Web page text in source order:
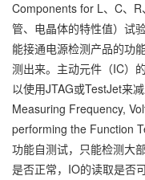
Components for L、C、
管、电晶体的特性值）试
能接通电源检测产品的功
测出来。主动元件（IC）
以使用JTAG或TestJet来
Measuring Frequency,
performing the Function
功能自测试，只能检测大
是否正常，IO的读取是否